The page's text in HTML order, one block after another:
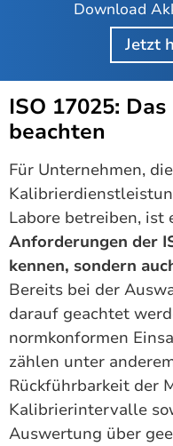
Download
Jetzt
ISO 17025:
beachten
Für Unternehmen,
Labore betreiben, ist
Anforderungen der
kennen, sondern
Bereits bei der
darauf geachtet
normkonformen
zählen unter
Rückführbarkeit der
Kalibrierintervalle
Auswertung über